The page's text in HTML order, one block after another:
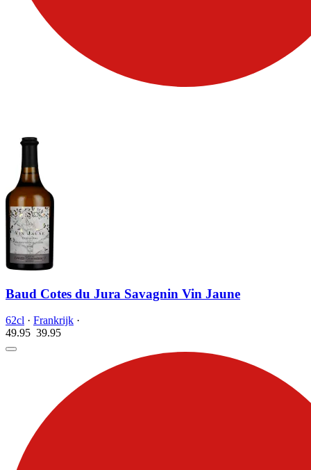
Baud Cotes du Jura Savagnin Vin Jaune
62cl · Frankrijk ·
49.95 39.95